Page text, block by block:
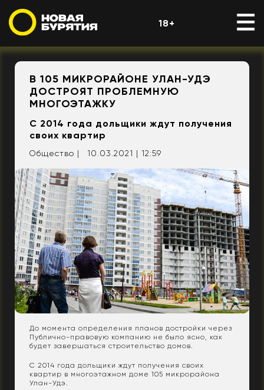
18+
В 105 МИКРОРАЙОНЕ УЛАН-УДЭ
ДОСТРОЯТ ПРОБЛЕМНУЮ
МНОГОЭТАЖКУ
С 2014 года дольщики ждут получения
своих квартир
Общество | 10.03.2021 | 12:59
До момента определения планов достройки через
Публично-правовую компанию не было ясно, как
будет завершаться строительство домов.
С 2014 года дольщики ждут получения своих
квартир в многоэтажном доме 105 микрорайона
Улан-Удэ.